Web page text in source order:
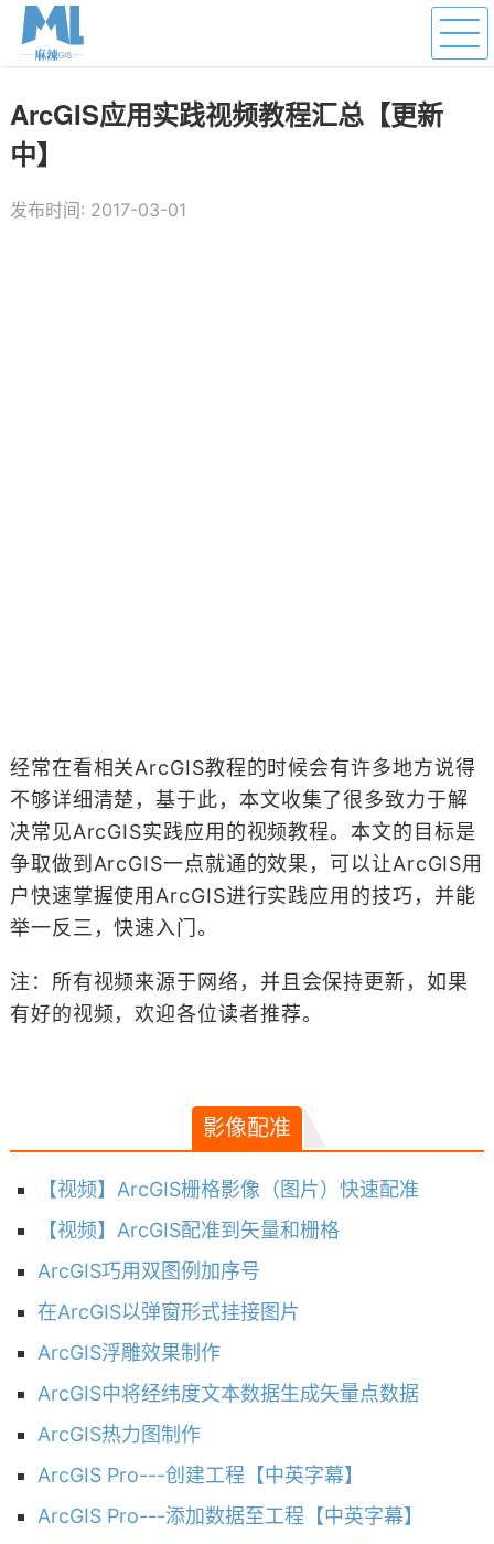
ArcGIS应用实践视频教程汇总【更新
中】
发布时间: 2017-03-01
经常在看相关ArcGIS教程的时候会有许多地方说得
不够详细清楚，基于此，本文收集了很多致力于解
决常见ArcGIS实践应用的视频教程。本文的目标是
争取做到ArcGIS一点就通的效果，可以让ArcGIS用
户快速掌握使用ArcGIS进行实践应用的技巧，并能
举一反三，快速入门。
注：所有视频来源于网络，并且会保持更新，如果
有好的视频，欢迎各位读者推荐。
影像配准
【视频】ArcGIS栅格影像（图片）快速配准
【视频】ArcGIS配准到矢量和栅格
ArcGIS巧用双图例加序号
在ArcGIS以弹窗形式挂接图片
ArcGIS浮雕效果制作
ArcGIS中将经纬度文本数据生成矢量点数据
ArcGIS热力图制作
ArcGIS Pro---创建工程【中英字幕】
ArcGIS Pro---添加数据至工程【中英字幕】